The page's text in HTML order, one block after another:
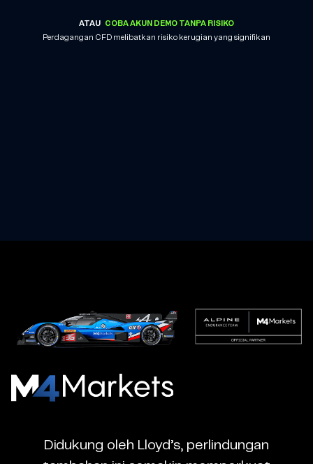
ATAU COBA AKUN DEMO TANPA RISIKO
Perdagangan CFD melibatkan risiko kerugian yang signifikan
M4Markets
CFD
Didukung oleh Lloyd’s, perlindungan